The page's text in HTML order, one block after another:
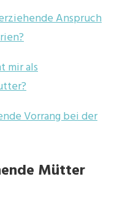
Anspruch
mir als
Vorrang bei der
Mütter